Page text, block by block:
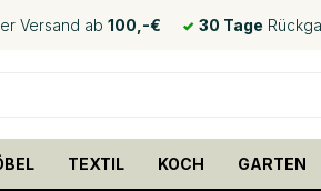
Versand ab 100,-€ 30 Tage
TEXTIL KOCH GARTEN